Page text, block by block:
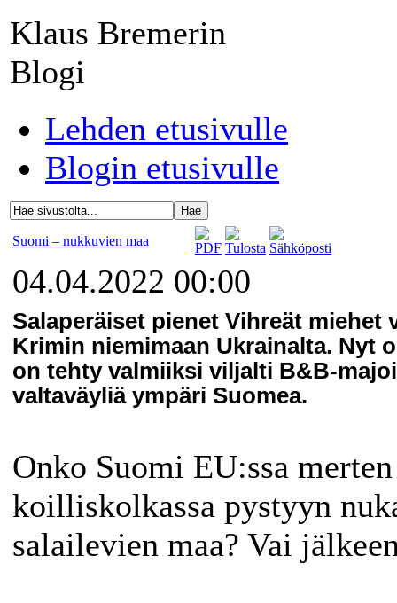
Klaus Bremerin
Blogi
Lehden etusivulle
Blogin etusivulle
Suomi – nukkuvien maa
04.04.2022 00:00
Salaperäiset pienet Vihreät miehet
Krimin niemimaan Ukrainalta. Nyt
on tehty valmiiksi viljalti B&B-
valtaväyliä ympäri Suomea.
Onko Suomi EU:ssa
koilliskolkassa pystyyn
salailevien maa? Vai